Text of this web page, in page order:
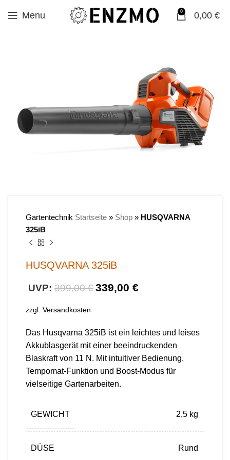
Menu 0 0,00 €
Gartentechnik Startseite » Shop » HUSQVARNA
325iB
HUSQVARNA 325iB
399,00€339,00 €
zzgl. Versandkosten
Das Husqvarna 325iB ist ein leichtes und leises
Akkublasgerät mit einer beeindruckenden
Blaskraft von 11 N. Mit intuitiver Bedienung,
Tempomat-Funktion und Boost-Modus für
vielseitige Gartenarbeiten.
GEWICHT 2,5 kg
DÜSE Rund